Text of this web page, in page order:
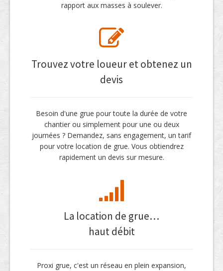
rapport aux masses à soulever.
Trouvez votre loueur et obtenez un
devis
Besoin d'une grue pour toute la durée de votre
chantier ou simplement pour une ou deux
journées ? Demandez, sans engagement, un tarif
pour votre location de grue. Vous obtiendrez
rapidement un devis sur mesure.
La location de grue…
haut débit
Proxi grue, c'est un réseau en plein expansion,